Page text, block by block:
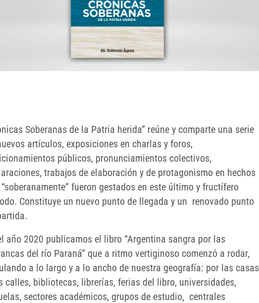
Soberanas de la Patria herida” reúne y comparte una serie
artículos, exposiciones en charlas y foros,
públicos, pronunciamientos colectivos,
trabajos de elaboración y de protagonismo en hechos
fueron gestados en este último y fructífero
Constituye un nuevo punto de llegada y un renovado punto
año 2020 publicamos el libro “Argentina sangra por las
del río Paraná” que a ritmo vertiginoso comenzó a rodar,
a lo largo y a lo ancho de nuestra geografía: por las casas
calles, bibliotecas, librerías, ferias del libro, universidades,
sectores académicos, grupos de estudio, centrales